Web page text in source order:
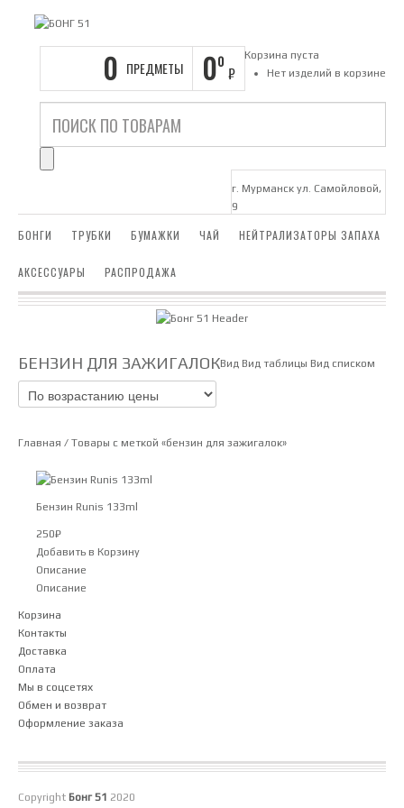
0 ПРЕДМЕТЫ 00
₽
Корзина пуста
Нет изделий в корзине
г. Мурманск ул. Самойловой,
9
БОНГИ ТРУБКИ БУМАЖКИ ЧАЙ НЕЙТРАЛИЗАТОРЫ ЗАПАХА
АКСЕССУАРЫ РАСПРОДАЖА
БЕНЗИН ДЛЯ ЗАЖИГАЛОКВид Вид таблицы Вид списком
Главная / Товары с меткой «бензин для зажигалок»
Бензин Runis 133ml
250₽
Добавить в Корзину
Описание
Описание
Корзина
Контакты
Доставка
Оплата
Мы в соцсетях
Обмен и возврат
Оформление заказа
Copyright Бонг 51 2020